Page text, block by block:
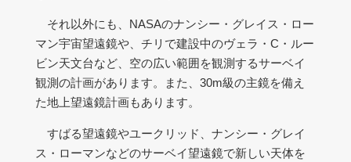
それ以外にも、NASAのナンシー・グレイス・ロー
マン宇宙望遠鏡や、チリで建設中のヴェラ・C・ルー
ビン天文台など、空の広い範囲を観測するサーベイ
観測の計画があります。また、30m級の主鏡を備え
た地上望遠鏡計画もあります。
すばる望遠鏡やユークリッド、ナンシー・グレイ
ス・ローマンなどのサーベイ望遠鏡で新しい天体を